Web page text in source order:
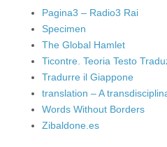
Pagina3 – Radio3 Rai
Specimen
The Global Hamlet
Ticontre. Teoria Testo
Tradurre il Giappone
translation – A
Words Without Borders
Zibaldone.es